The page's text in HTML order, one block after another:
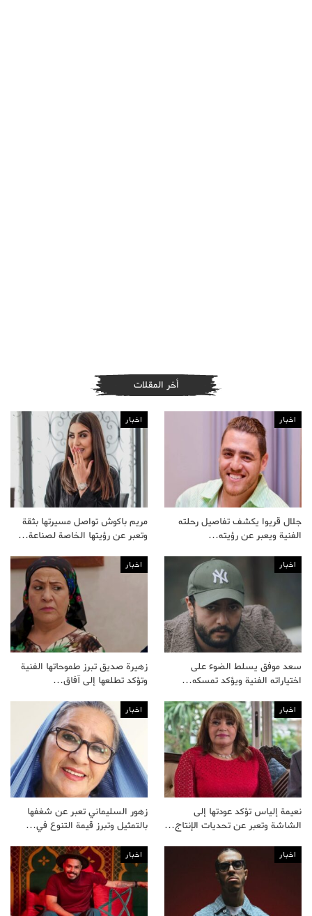
أخر المقلات
اخبار
جلال قريوا يكشف تفاصيل رحلته
الفنية ويعبر عن رؤيته…
اخبار
مريم باكوش تواصل مسيرتها بثقة
وتعبر عن رؤيتها الخاصة لصناعة…
اخبار
سعد موفق يسلط الضوء على
اختياراته الفنية ويؤكد تمسكه…
اخبار
زهيرة صديق تبرز طموحاتها الفنية
وتؤكد تطلعها إلى آفاق…
اخبار
نعيمة إلياس تؤكد عودتها إلى
الشاشة وتعبر عن تحديات الإنتاج…
اخبار
زهور السليماني تعبر عن شغفها
بالتمثيل وتبرز قيمة التنوع في…
اخبار اخبار